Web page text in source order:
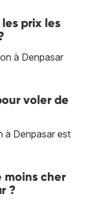
prix les
à Denpasar
voler de
à Denpasar est
moins cher
?